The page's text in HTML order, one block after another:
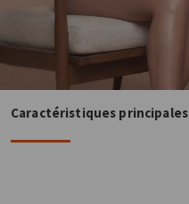
Caractéristiques principales